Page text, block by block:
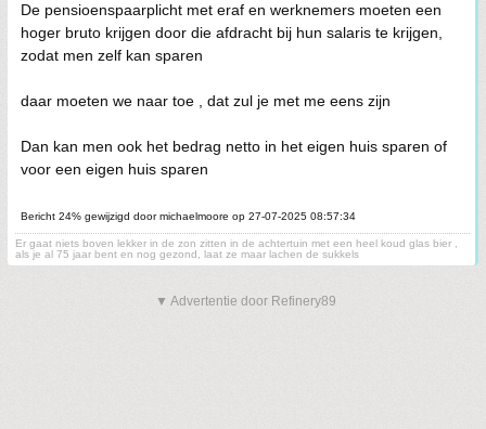
De pensioenspaarplicht met eraf en werknemers moeten een
hoger bruto krijgen door die afdracht bij hun salaris te krijgen,
zodat men zelf kan sparen
daar moeten we naar toe , dat zul je met me eens zijn
Dan kan men ook het bedrag netto in het eigen huis sparen of
voor een eigen huis sparen
Bericht 24% gewijzigd door michaelmoore op 27-07-2025 08:57:34
Er gaat niets boven lekker in de zon zitten in de achtertuin met een heel koud glas bier ,
als je al 75 jaar bent en nog gezond, laat ze maar lachen de sukkels
▼ Advertentie door Refinery89